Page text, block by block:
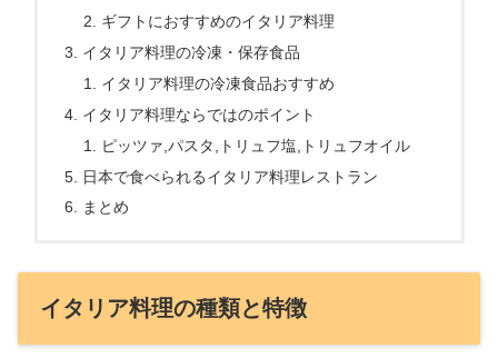
ギフトにおすすめのイタリア料理
イタリア料理の冷凍・保存食品
イタリア料理の冷凍食品おすすめ
イタリア料理ならではのポイント
ピッツァ,パスタ,トリュフ塩,トリュフオイル
日本で食べられるイタリア料理レストラン
まとめ
イタリア料理の種類と特徴